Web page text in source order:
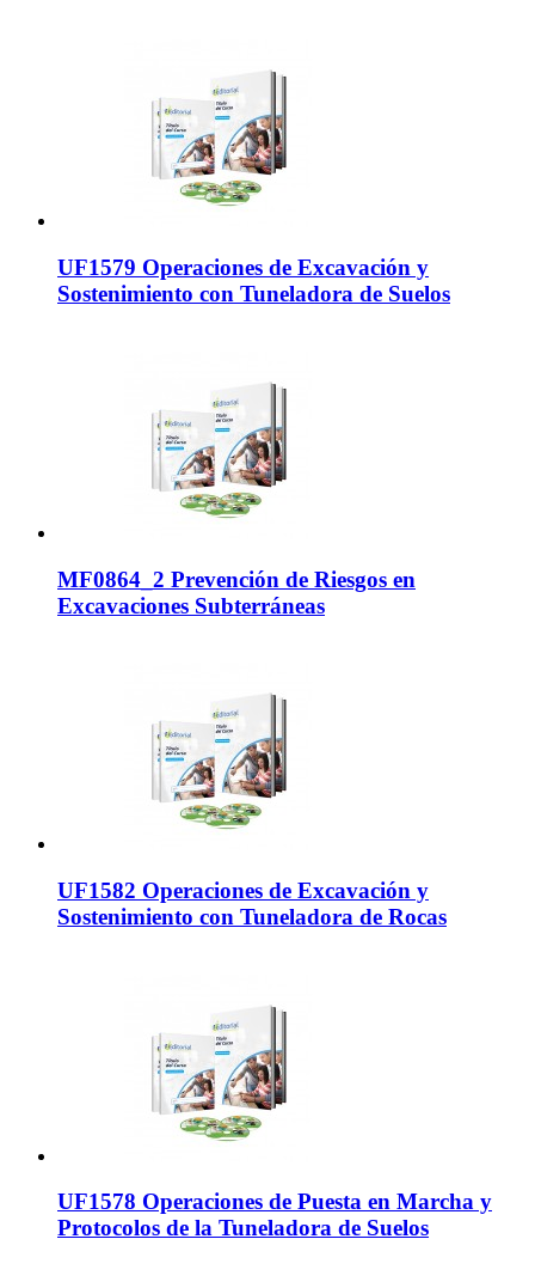
UF1579 Operaciones de Excavación y
Sostenimiento con Tuneladora de Suelos
MF0864_2 Prevención de Riesgos en
Excavaciones Subterráneas
UF1582 Operaciones de Excavación y
Sostenimiento con Tuneladora de Rocas
UF1578 Operaciones de Puesta en Marcha y
Protocolos de la Tuneladora de Suelos